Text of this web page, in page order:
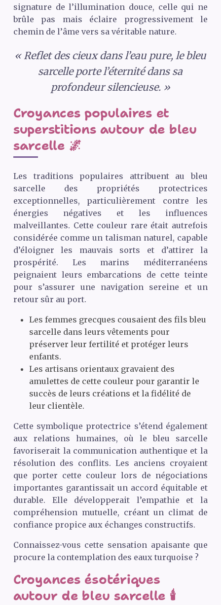
signature de l’illumination douce, celle qui ne
brûle pas mais éclaire progressivement le
chemin de l’âme vers sa véritable nature.
« Reflet des cieux dans l’eau pure, le bleu
sarcelle porte l’éternité dans sa
profondeur silencieuse. »
Croyances populaires et
superstitions autour de bleu
sarcelle 🌌
Les traditions populaires attribuent au bleu
sarcelle des propriétés protectrices
exceptionnelles, particulièrement contre les
énergies négatives et les influences
malveillantes. Cette couleur rare était autrefois
considérée comme un talisman naturel, capable
d’éloigner les mauvais sorts et d’attirer la
prospérité. Les marins méditerranéens
peignaient leurs embarcations de cette teinte
pour s’assurer une navigation sereine et un
retour sûr au port.
Les femmes grecques cousaient des fils bleu
sarcelle dans leurs vêtements pour
préserver leur fertilité et protéger leurs
enfants.
Les artisans orientaux gravaient des
amulettes de cette couleur pour garantir le
succès de leurs créations et la fidélité de
leur clientèle.
Cette symbolique protectrice s’étend également
aux relations humaines, où le bleu sarcelle
favoriserait la communication authentique et la
résolution des conflits. Les anciens croyaient
que porter cette couleur lors de négociations
importantes garantissait un accord équitable et
durable. Elle développerait l’empathie et la
compréhension mutuelle, créant un climat de
confiance propice aux échanges constructifs.
Connaissez-vous cette sensation apaisante que
procure la contemplation des eaux turquoise ?
Croyances ésotériques
autour de bleu sarcelle 🕯️